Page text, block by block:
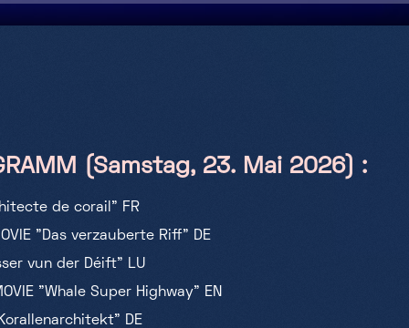
(Samstag, 23. Mai 2026) :
de corail" FR
"Das verzauberte Riff" DE
vun der Déift" LU
"Whale Super Highway" EN
DE